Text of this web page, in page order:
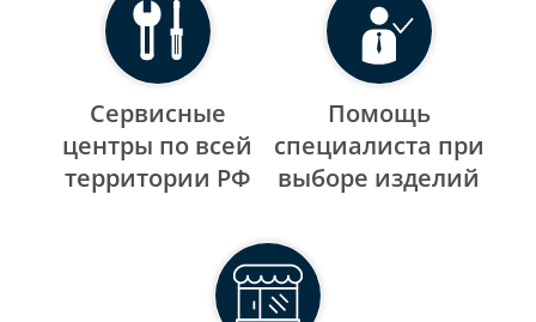
Сервисные
центры по всей
территории РФ
Помощь
специалиста при
выборе изделий